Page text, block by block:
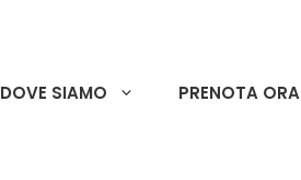
DOVE SIAMO PRENOTA ORA